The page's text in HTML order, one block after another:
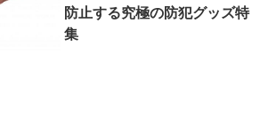
防止する究極の防犯グッズ特
集